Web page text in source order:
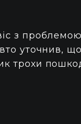
з
уточнив,
трохи